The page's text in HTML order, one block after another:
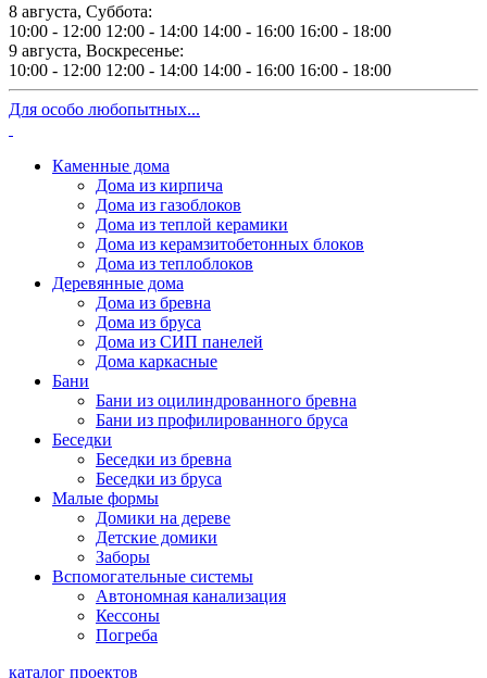
8 августа, Суббота:
10:00 - 12:00 12:00 - 14:00 14:00 - 16:00 16:00 - 18:00
9 августа, Воскресенье:
10:00 - 12:00 12:00 - 14:00 14:00 - 16:00 16:00 - 18:00
Для особо любопытных...
Каменные дома
Дома из кирпича
Дома из газоблоков
Дома из теплой керамики
Дома из керамзитобетонных блоков
Дома из теплоблоков
Деревянные дома
Дома из бревна
Дома из бруса
Дома из СИП панелей
Дома каркасные
Бани
Бани из оцилиндрованного бревна
Бани из профилированного бруса
Беседки
Беседки из бревна
Беседки из бруса
Малые формы
Домики на дереве
Детские домики
Заборы
Вспомогательные системы
Автономная канализация
Кессоны
Погреба
каталог проектов